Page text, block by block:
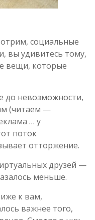
социальные
вы удивитесь тому,
вещи, которые
до невозможности,
(читаем —
… у
поток
отторжение.
друзей —
меньше.
к вам,
важнее того,